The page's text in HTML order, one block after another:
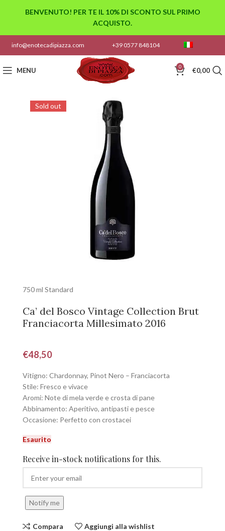
info@enotecadipiazza.com +39 0577 848104
MENU 0 €0,00
Sold out
750 ml Standard
Ca’ del Bosco Vintage Collection Brut
Franciacorta Millesimato 2016
€48,50
Vitigno: Chardonnay, Pinot Nero – Franciacorta
Stile: Fresco e vivace
Aromi: Note di mela verde e crosta di pane
Abbinamento: Aperitivo, antipasti e pesce
Occasione: Perfetto con crostacei
Esaurito
Receive in-stock notifications for this.
Notify me
Compara Aggiungi alla wishlist
BENVENUTO! PER TE IL 10% DI SCONTO SUL PRIMO
ACQUISTO.